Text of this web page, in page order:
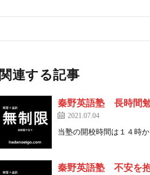
関連する記事
秦野英語塾 長時間
2021.07.04
当塾の開校時間は１４時
秦野英語塾 不安を